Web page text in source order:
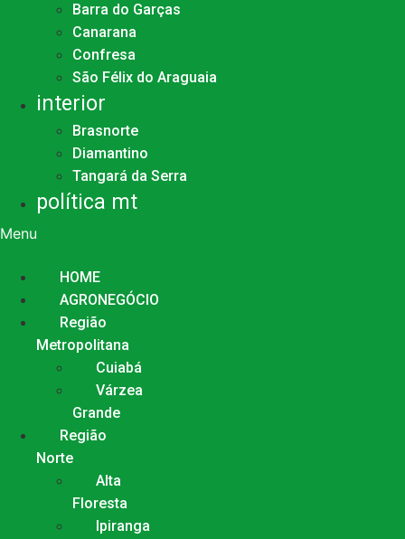
Barra do Garças
Canarana
Confresa
São Félix do Araguaia
interior
Brasnorte
Diamantino
Tangará da Serra
política mt
Menu
HOME
AGRONEGÓCIO
Região
Metropolitana
Cuiabá
Várzea
Grande
Região
Norte
Alta
Floresta
Ipiranga